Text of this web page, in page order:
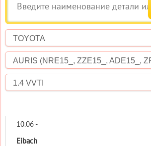
TOYOTA
1.4 VVTI
10.06 -
Eibach